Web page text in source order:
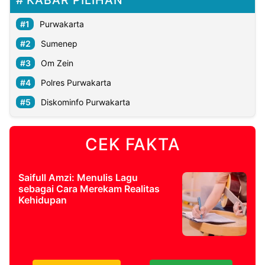
Purwakarta
Sumenep
Om Zein
Polres Purwakarta
Diskominfo Purwakarta
CEK FAKTA
Saifull Amzi: Menulis Lagu
sebagai Cara Merekam Realitas
Kehidupan